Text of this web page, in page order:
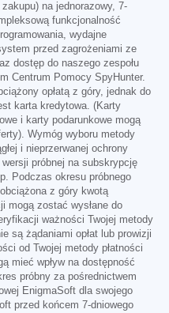
na jednorazowy, 7-
funkcjonalność
wydajne
przed zagrożeniami ze
dostęp do naszego zespołu
Centrum Pomocy SpyHunter.
opłatą z góry, jednak do
karta kredytowa. (Karty
i karty podarunkowe mogą
Wymóg wyboru metody
i nieprzerwanej ochrony
próbnej na subskrypcję
Podczas okresu próbnego
z góry kwotą
mogą zostać wysłane do
ważności Twojej metody
są żądaniami opłat lub prowizji
od Twojej metody płatności
mieć wpływ na dostępność
próbny za pośrednictwem
EnigmaSoft dla swojego
przed końcem 7-dniowego